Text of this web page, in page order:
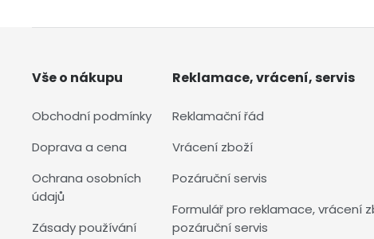
Vše o nákupu
Obchodní podmínky
Doprava a cena
Ochrana osobních
údajů
Zásady používání
Reklamace, vrácení, servis
Reklamační řád
Vrácení zboží
Pozáruční servis
Formulář pro reklamace, vrácení
pozáruční servis